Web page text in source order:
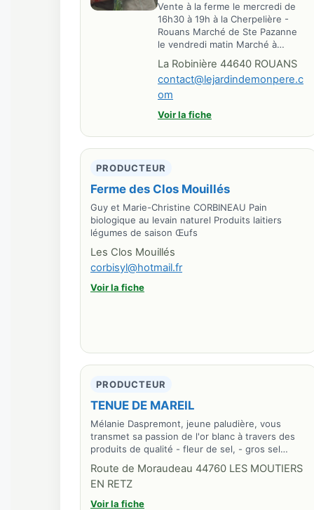
Vente à la ferme le mercredi de
16h30 à 19h à la Cherpelière -
Rouans Marché de Ste Pazanne
le vendredi matin Marché à…
La Robinière 44640 ROUANS
contact@lejardindemonpere.c
om
Voir la fiche
PRODUCTEUR
Ferme des Clos Mouillés
Guy et Marie-Christine CORBINEAU Pain
biologique au levain naturel Produits laitiers
légumes de saison Œufs
Les Clos Mouillés
corbisyl@hotmail.fr
Voir la fiche
PRODUCTEUR
TENUE DE MAREIL
Mélanie Daspremont, jeune paludière, vous
transmet sa passion de l'or blanc à travers des
produits de qualité - fleur de sel, - gros sel…
Route de Moraudeau 44760 LES MOUTIERS
EN RETZ
Voir la fiche